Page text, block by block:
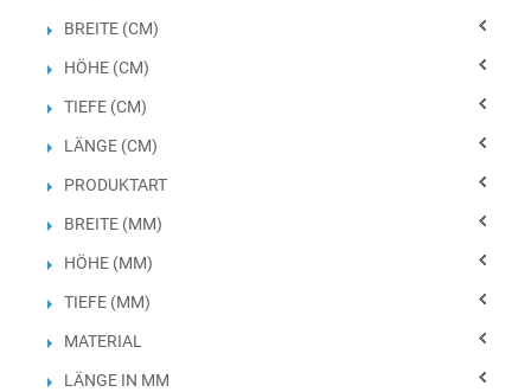
BREITE (CM)
HÖHE (CM)
TIEFE (CM)
LÄNGE (CM)
PRODUKTART
BREITE (MM)
HÖHE (MM)
TIEFE (MM)
MATERIAL
LÄNGE IN MM